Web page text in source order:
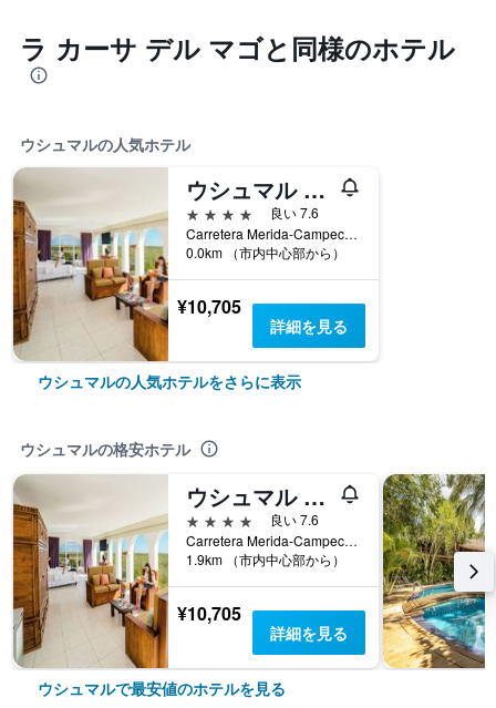
ラ カーサ デル マゴと同様のホテル
ウシュマルの人気ホテル
ウシュマル リゾート マヤ
4つ星
良い 7.6
Carretera Merida-Campeche Km 78, ウシュマル, ユカタン州, メキシコ
0.0km （市内中心部から）
¥10,705
詳細を見る
ウシュマルの人気ホテルをさらに表示
ウシュマルの格安ホテル
ウシュマル リゾート マヤ
4つ星
良い 7.6
Carretera Merida-Campeche Km 78, ウシュマル, ユカタン州, メキシコ
1.9km （市内中心部から）
¥10,705
詳細を見る
ウシュマルで最安値のホテルを見る